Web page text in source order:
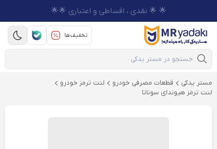
🌟 🌟 نقدی ، اقساطی و اعتباری 🌟🌟
تخفیف‌ها
Mobile Search
مستر یدکی قطعات مصرفی خودرو
لنت ترمز خودرو
لنت ترمز هیوندای سوناتا